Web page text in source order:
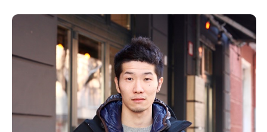
ライター募集